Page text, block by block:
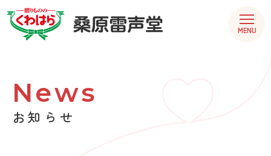
MENU
お知らせ
News